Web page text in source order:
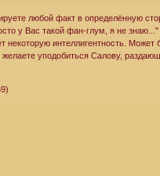
любой факт в определённую
у Вас такой фан-глум, я не знаю..."
интеллигентность. Может
уподобиться Салову,